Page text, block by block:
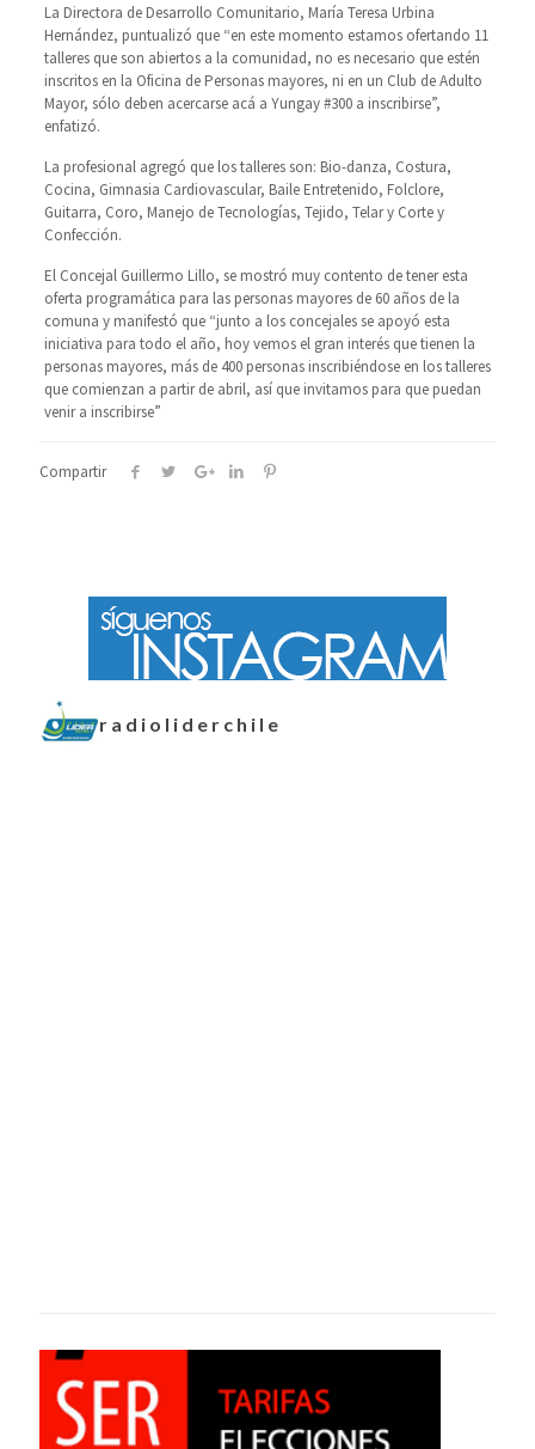
La Directora de Desarrollo Comunitario, María Teresa Urbina
Hernández, puntualizó que “en este momento estamos ofertando 11
talleres que son abiertos a la comunidad, no es necesario que estén
inscritos en la Oficina de Personas mayores, ni en un Club de Adulto
Mayor, sólo deben acercarse acá a Yungay #300 a inscribirse”,
enfatizó.
La profesional agregó que los talleres son: Bio-danza, Costura,
Cocina, Gimnasia Cardiovascular, Baile Entretenido, Folclore,
Guitarra, Coro, Manejo de Tecnologías, Tejido, Telar y Corte y
Confección.
El Concejal Guillermo Lillo, se mostró muy contento de tener esta
oferta programática para las personas mayores de 60 años de la
comuna y manifestó que “junto a los concejales se apoyó esta
iniciativa para todo el año, hoy vemos el gran interés que tienen la
personas mayores, más de 400 personas inscribiéndose en los talleres
que comienzan a partir de abril, así que invitamos para que puedan
venir a inscribirse”
Compartir
radioliderchile